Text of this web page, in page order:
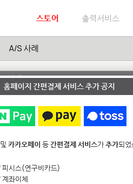
스토어 출력서비스
A/S 사례
안내
1:1 문
홈페이지 간편결제 서비스 추가 공지
및 카카오페이 등간편결제 서비스가추가되
시스(연구비카드)
좌이체